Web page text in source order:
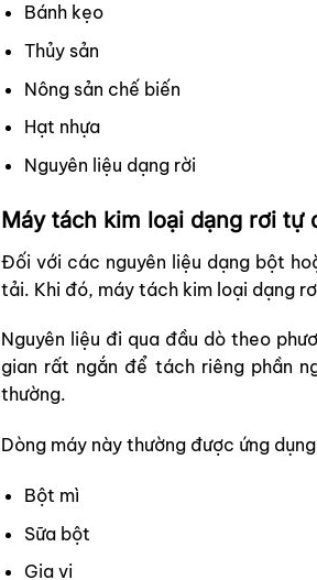
Bánh kẹo
Thủy sản
Nông sản chế biến
Hạt nhựa
Nguyên liệu dạng rời
Máy tách kim loại dạng rơi tự
Đối với các nguyên liệu dạng bột
tải. Khi đó, máy tách kim loại dạng
Nguyên liệu đi qua đầu dò theo
gian rất ngắn để tách riêng phần
thường.
Dòng máy này thường được ứng
Bột mì
Sữa bột
Gia vị